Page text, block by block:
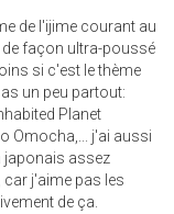
de l'ijime courant au
façon ultra-poussé
si c'est le thème
un peu partout:
Planet
Omocha,... j'ai aussi
japonais assez
j'aime pas les
de ça.